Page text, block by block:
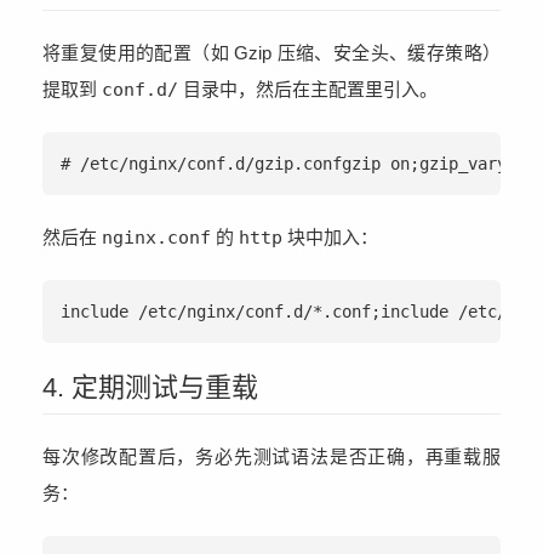
将重复使用的配置（如 Gzip 压缩、安全头、缓存策略）
提取到 conf.d/ 目录中，然后在主配置里引入。
# /etc/nginx/conf.d/gzip.confgzip on;gzip_vary
然后在 nginx.conf 的 http 块中加入：
include /etc/nginx/conf.d/*.conf;include /etc/
4. 定期测试与重载
每次修改配置后，务必先测试语法是否正确，再重载服
务：